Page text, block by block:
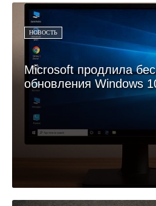
НОВОСТЬ
Microsoft продлила
обновления Windows